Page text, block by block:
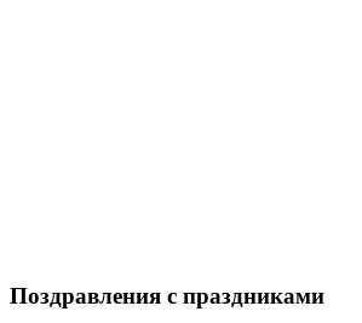
Поздравления с праздниками